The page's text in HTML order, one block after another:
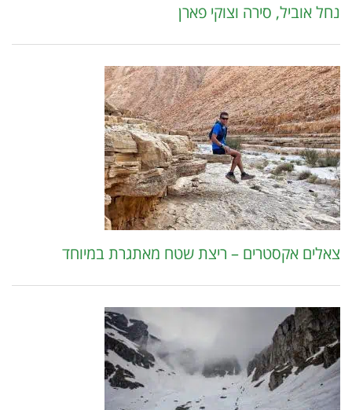
נחל אוביל, סירה וצוקי פארן
צאלים אקסטרים – ריצת שטח מאתגרת במיוחד